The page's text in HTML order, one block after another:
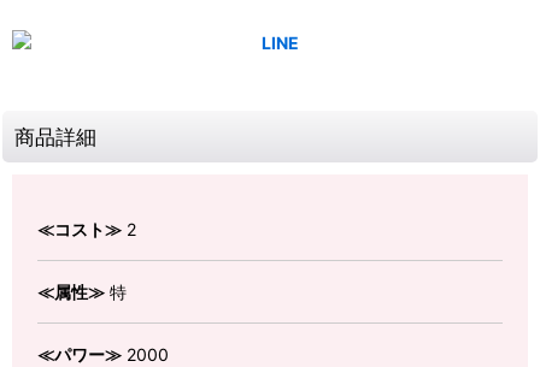
商品詳細
≪コスト≫ 2
≪属性≫ 特
≪パワー≫ 2000